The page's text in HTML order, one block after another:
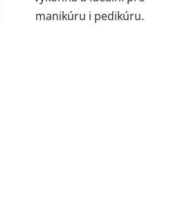
manikúru i pedikúru.